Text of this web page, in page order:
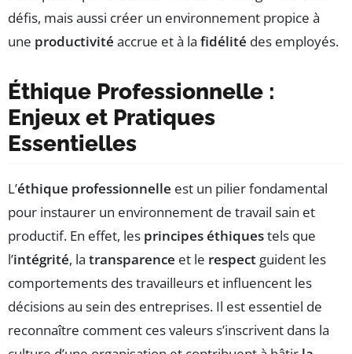
défis, mais aussi créer un environnement propice à
une productivité accrue et à la fidélité des employés.
Éthique Professionnelle :
Enjeux et Pratiques
Essentielles
L’éthique professionnelle est un pilier fondamental
pour instaurer un environnement de travail sain et
productif. En effet, les principes éthiquestels que
l’intégrité, la transparence et le respect guident les
comportements des travailleurs et influencent les
décisions au sein des entreprises. Il est essentiel de
reconnaître comment ces valeurs s’inscrivent dans la